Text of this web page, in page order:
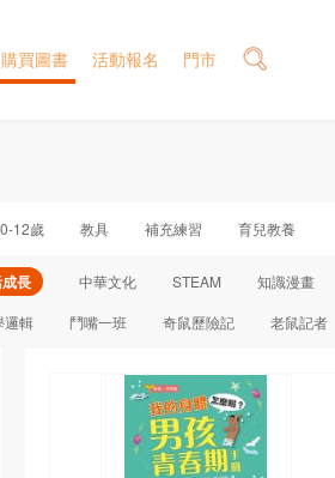
12歲 教具 補充練習 育兒教養
長 中華文化 STEAM 知識漫畫
邏輯 鬥嘴一班 奇鼠歷險記 老鼠記者
購買圖書 活動報名 門市